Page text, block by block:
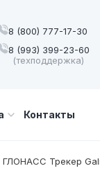
8 (800) 777-17-30
8 (993) 399-23-60
(техподдержка)
Контакты
ГЛОНАСС Трекер